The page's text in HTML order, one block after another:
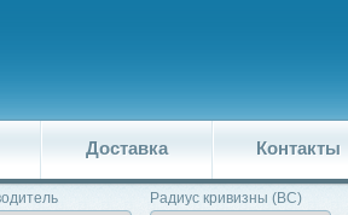
Доставка Контакты
Pадиус кривизны (BC)